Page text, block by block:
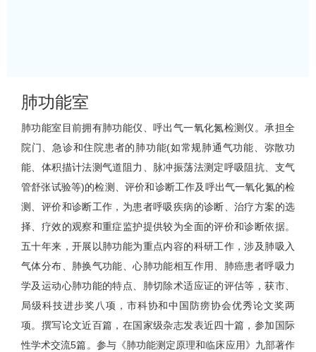
肺功能室
肺功能室 目前拥有肺功能仪、呼出气一氧化氮检测仪。承担全
院门、急诊和住院患者的肺功能(如常规肺通气功能、弥散功
能、体积描计法测气道阻力、脉冲振荡法测定呼吸阻抗、支气
管舒张试验等)的检测、评价和诊断工作及呼出气一氧化氮的检
测、评价和诊断工作，为患者呼吸疾病的诊断、治疗方案的选
择、疗效的观察和重症监护提供较为全面的评价和诊断依据。
五十年来，开展以肺功能为重点内容的科研工作，涉及肺吸入
气体分布、肺换气功能、心肺功能相互作用、肺癌患者呼吸力
学及运动心肺功能的特点、肺切除术适应证的评估等，获市、
局级科技进步奖八项，市科协和中国防痨协会优秀论文奖两
项。撰写论文近百篇，在国家级杂志发表近四十篇，参加国际
性学术交流5篇。参与《肺功能测定原理和临床应用》九部著作